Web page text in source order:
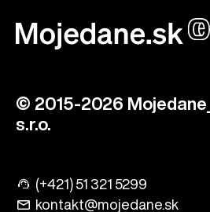
© 2015-2026
s.r.o.
(+421) 51 321 5299
kontakt@mojedane.sk